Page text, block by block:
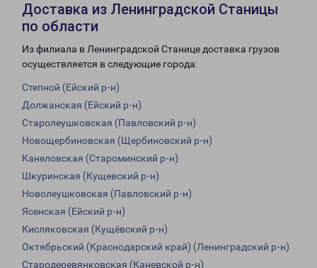
Доставка из Ленинградской Станицы
по области
Из филиала в Ленинградской Станице доставка грузов
осуществляется в следующие города:
Степной (Ейский р-н)
Должанская (Ейский р-н)
Старолеушковская (Павловский р-н)
Новощербиновская (Щербиновский р-н)
Канеловская (Староминский р-н)
Шкуринская (Кущевский р-н)
Новолеушковская (Павловский р-н)
Ясенская (Ейский р-н)
Кисляковская (Кущёвский р-н)
Октябрьский (Краснодарский край) (Ленинградский р-н)
Стародеревянковская (Каневской р-н)